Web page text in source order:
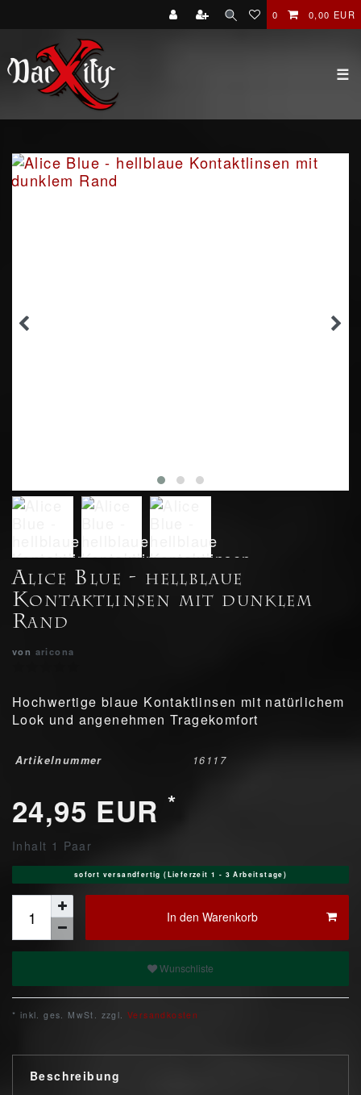
0 0,00 EUR
☰
Alice Blue - hellblaue
Kontaktlinsen mit dunklem
Rand
von aricona
Hochwertige blaue Kontaktlinsen mit natürlichem
Look und angenehmen Tragekomfort
Artikelnummer 16117
24,95 EUR *
Inhalt 1 Paar
sofort versandfertig (Lieferzeit 1 - 3 Arbeitstage)
In den Warenkorb
Wunschliste
* inkl. ges. MwSt. zzgl. Versandkosten
Beschreibung